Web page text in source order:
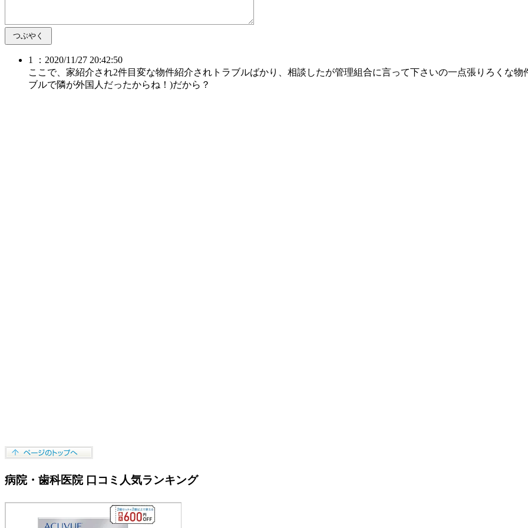
1 ：2020/11/27 20:42:50
ここで、家紹介され2件目変な物件紹介されトラブルばかり、相談したが管理組合に言って下さいの一点張りろくな
ブルで隣が外国人だったからね！)だから？
病院・歯科医院 口コミ人気ランキング